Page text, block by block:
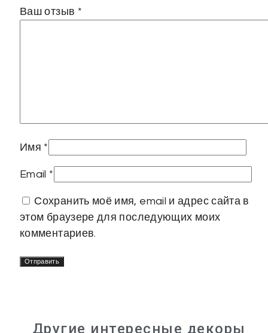
Ваш отзыв *
Имя *
Email *
Сохранить моё имя, email и адрес сайта в
этом браузере для последующих моих
комментариев.
Другие интересные декоры